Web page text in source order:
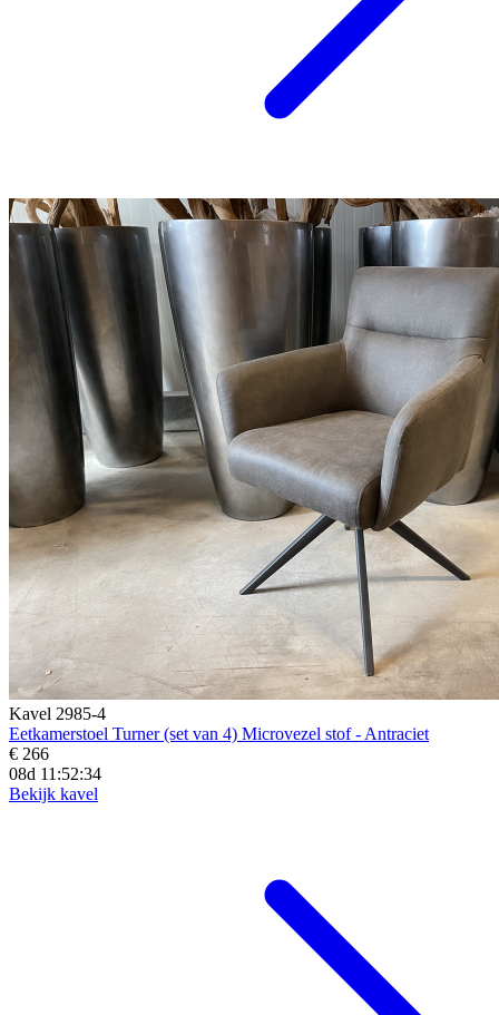
Kavel 2985-4
Eetkamerstoel Turner (set van 4) Microvezel stof - Antraciet
€ 266
08d 11:52:32
Bekijk kavel